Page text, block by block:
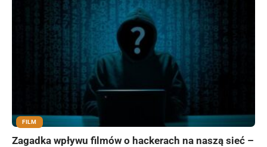
FILM
Zagadka wpływu filmów o hackerach na naszą sieć –